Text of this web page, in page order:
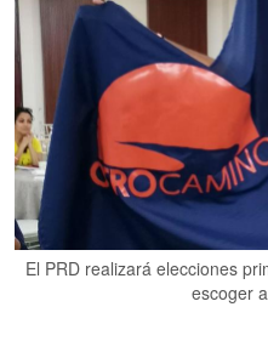
El PRD realizará elecciones
escoger